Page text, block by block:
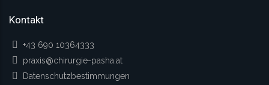
Kontakt
+43 690 10364333
praxis@chirurgie-pasha.at
Datenschutzbestimmungen